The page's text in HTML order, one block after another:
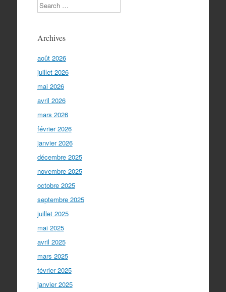
Search
Archives
août 2026
juillet 2026
mai 2026
avril 2026
mars 2026
février 2026
janvier 2026
décembre 2025
novembre 2025
octobre 2025
septembre 2025
juillet 2025
mai 2025
avril 2025
mars 2025
février 2025
janvier 2025